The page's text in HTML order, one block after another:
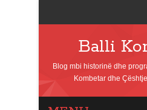
Balli
Blog mbi historinë dhe
Kombetar dhe